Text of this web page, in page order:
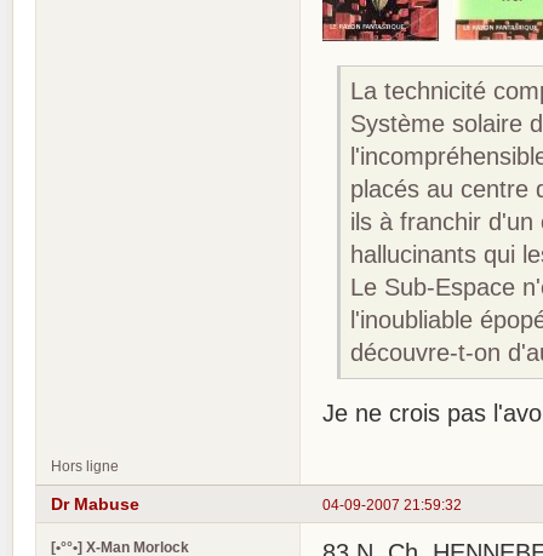
La technicité
Système solaire
placés au centre
ils à franchir d'un
hallucinants qui
Le Sub-Espace
l'inoubliable
découvre-t-on
Je ne crois pas
Hors ligne
04-09-2007 21:59:32
Dr Mabuse
[•°°•] X-Man Morlock